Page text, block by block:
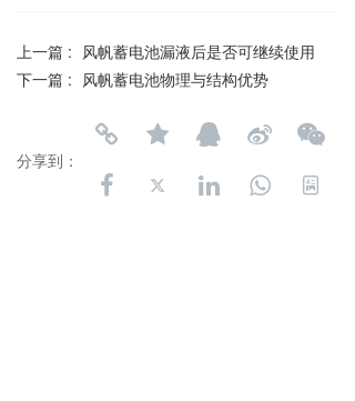
上一篇 : 风帆蓄电池漏液后是否可继续使用
下一篇 : 风帆蓄电池物理与结构优势‌
分享到：